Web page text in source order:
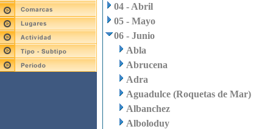
04 - Abril
05 - Mayo
06 - Junio
Abla
Abrucena
Adra
Aguadulce (Roquetas de Mar)
Albanchez
Alboloduy